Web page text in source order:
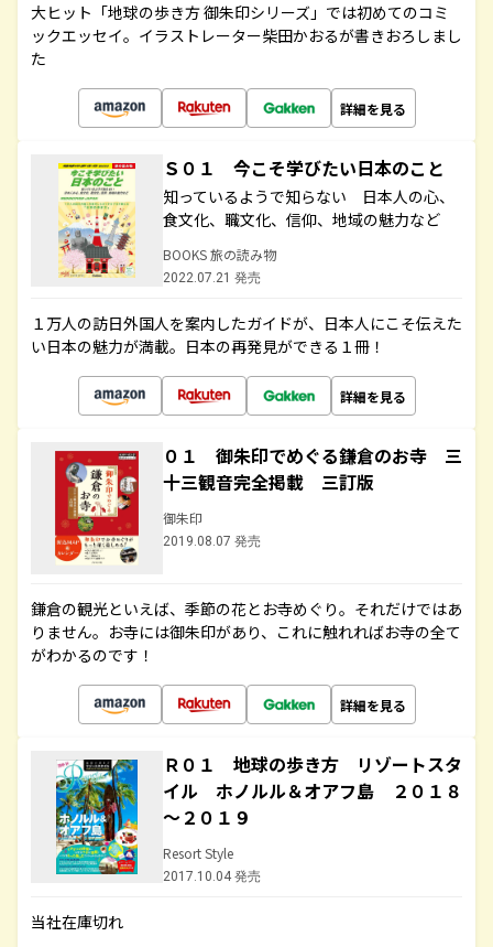
大ヒット「地球の歩き方 御朱印シリーズ」では初めてのコミ
ックエッセイ。イラストレーター柴田かおるが書きおろしまし
た
詳細を見る
Ｓ０１ 今こそ学びたい日本のこと
知っているようで知らない 日本人の心、
食文化、職文化、信仰、地域の魅力など
BOOKS 旅の読み物
2022.07.21 発売
１万人の訪日外国人を案内したガイドが、日本人にこそ伝えた
い日本の魅力が満載。日本の再発見ができる１冊！
詳細を見る
０１ 御朱印でめぐる鎌倉のお寺 三
十三観音完全掲載 三訂版
御朱印
2019.08.07 発売
鎌倉の観光といえば、季節の花とお寺めぐり。それだけではあ
りません。お寺には御朱印があり、これに触れればお寺の全て
がわかるのです！
詳細を見る
Ｒ０１ 地球の歩き方 リゾートスタ
イル ホノルル＆オアフ島 ２０１８
～２０１９
Resort Style
2017.10.04 発売
当社在庫切れ